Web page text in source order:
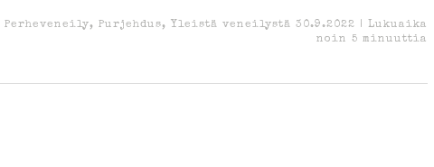
Perheveneily, Purjehdus, Yleistä veneilystä 30.9.2022 | Lukuaika
noin 5 minuuttia